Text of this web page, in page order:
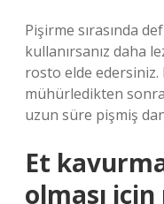
Pişirme sırasında
kullanırsanız daha
rosto elde
mühürledikten
uzun süre pişmiş
Et
olması için